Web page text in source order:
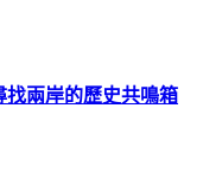
兩岸的歷史共鳴箱